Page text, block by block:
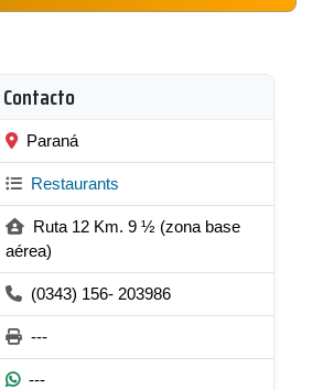
Paraná
Restaurants
Ruta 12 Km. 9 ½ (zona base
aérea)
(0343) 156- 203986
---
---